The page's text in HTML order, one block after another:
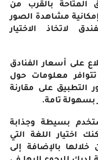
المتاحة بالقرب من
مشاهدة الصور
لاتخاذ الاختيار
على أسعار الفنادق
معلومات حول
التطبيق على مقارنة
بسهولة تامة.
بسيطة وجذابة
اختيار اللغة التي
بالإضافة إلى